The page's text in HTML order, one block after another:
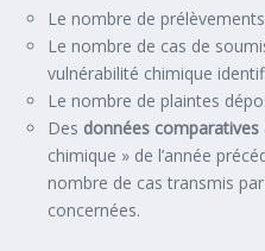
Le nombre de
Le nombre de cas de
vulnérabilité chimique
Le nombre de plaintes
Des données comparatives
chimique » de l’année
nombre de cas transmis
concernées.